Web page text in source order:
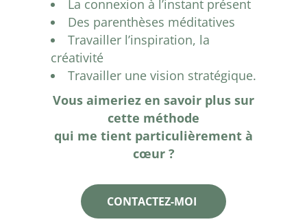
La connexion à l’instant présent
Des parenthèses méditatives
Travailler l’inspiration, la
créativité
Travailler une vision stratégique.
Vous aimeriez en savoir plus sur
cette méthode
qui me tient particulièrement à
cœur ?
CONTACTEZ-MOI